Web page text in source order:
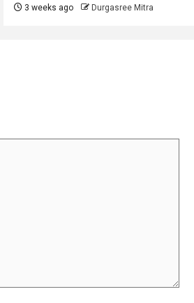
3 weeks ago Durgasree Mitra